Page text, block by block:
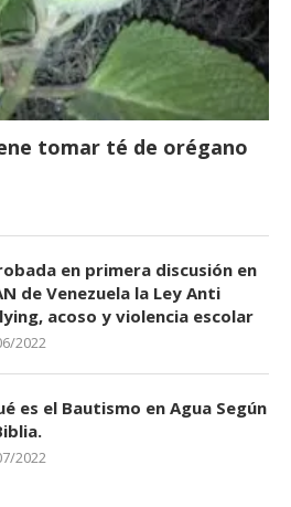
tomar té de orégano
en primera discusión en
de Venezuela la Ley Anti
acoso y violencia escolar
2022
es el Bautismo en Agua Según
2022